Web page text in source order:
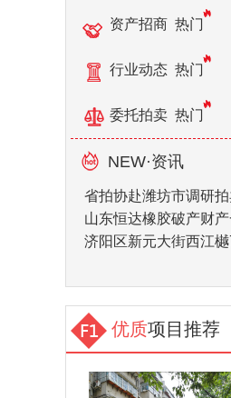
热门
资产招商 热门
行业动态 热门
委托拍卖 热门
NEW·资讯
省拍协赴潍坊市调研拍
山东恒达橡胶破产财产
济阳区新元大街西江樾
优质项目推荐